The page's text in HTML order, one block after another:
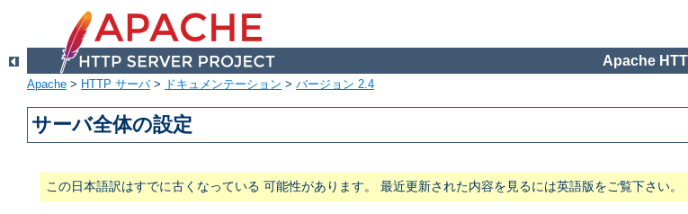
Apache
Apache > HTTP サーバ> ドキュメンテーション > バージョン 2.4
サーバ全体の設定
この日本語訳はすでに古くなっている 可能性があります。 最近更新された内容を見るには英語版をご覧下さい。